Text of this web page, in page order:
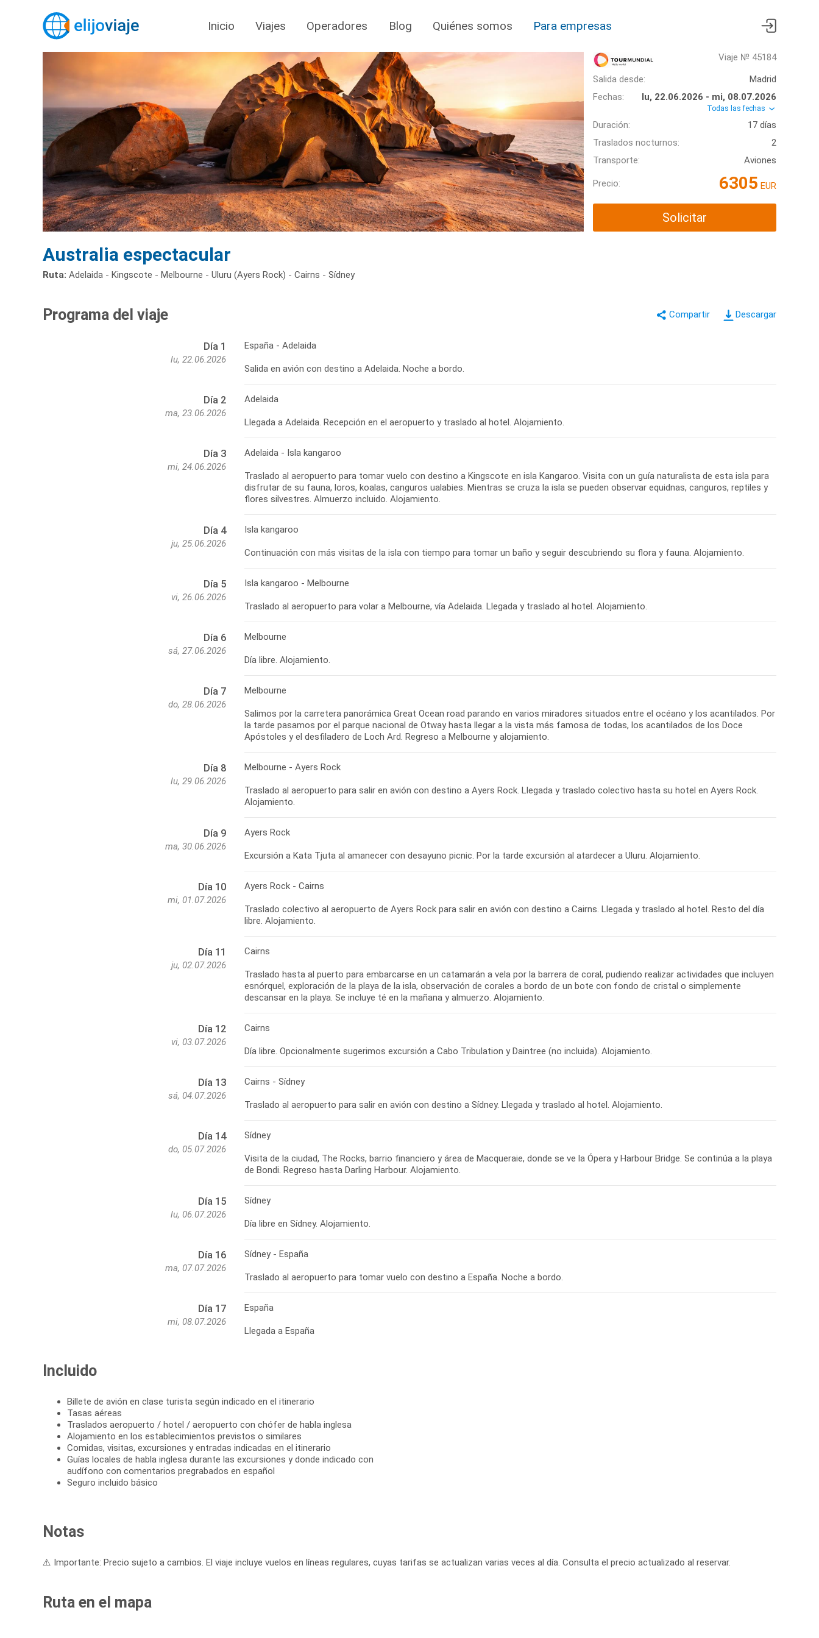
Inicio Viajes Operadores Blog Quiénes somos Para empresas
Viaje № 45184
Salida desde:
Madrid
Fechas:
lu, 22.06.2026 - mi, 08.07.2026
Todas las fechas
Duración:
17 días
Traslados nocturnos:
2
Transporte:
Aviones
Precio: 6305 EUR
Solicitar
Australia espectacular
Ruta: Adelaida - Kingscote - Melbourne - Uluru (Ayers Rock) - Cairns - Sídney
Descargar
Programa del viaje
Día 1
lu, 22.06.2026
España - Adelaida
Salida en avión con destino a Adelaida. Noche a bordo.
Día 2
ma, 23.06.2026
Adelaida
Llegada a Adelaida. Recepción en el aeropuerto y traslado al hotel. Alojamiento.
Día 3
mi, 24.06.2026
Adelaida - Isla kangaroo
Traslado al aeropuerto para tomar vuelo con destino a Kingscote en isla Kangaroo. Visita con un guía naturalista de esta isla para
disfrutar de su fauna, loros, koalas, canguros ualabies. Mientras se cruza la isla se pueden observar equidnas, canguros, reptiles y
Día 4
ju, 25.06.2026
Isla kangaroo
Día 5
vi, 26.06.2026
Isla kangaroo - Melbourne
Día 6
sá, 27.06.2026
Melbourne
Día libre. Alojamiento.
Día 7
do, 28.06.2026
Melbourne
Salimos por la carretera panorámica Great Ocean road parando en varios miradores situados entre el océano y los acantilados. Por
la tarde pasamos por el parque nacional de Otway hasta llegar a la vista más famosa de todas, los acantilados de los Doce
Día 8
lu, 29.06.2026
Melbourne - Ayers Rock
Traslado al aeropuerto para salir en avión con destino a Ayers Rock. Llegada y traslado colectivo hasta su hotel en Ayers Rock.
Día 9
ma, 30.06.2026
Ayers Rock
Día 10
mi, 01.07.2026
Ayers Rock - Cairns
Traslado colectivo al aeropuerto de Ayers Rock para salir en avión con destino a Cairns. Llegada y traslado al hotel. Resto del día
Día 11
ju, 02.07.2026
Cairns
Traslado hasta al puerto para embarcarse en un catamarán a vela por la barrera de coral, pudiendo realizar actividades que incluyen
esnórquel, exploración de la playa de la isla, observación de corales a bordo de un bote con fondo de cristal o simplemente
Día 12
vi, 03.07.2026
Cairns
Día 13
sá, 04.07.2026
Cairns - Sídney
Día 14
do, 05.07.2026
Sídney
Visita de la ciudad, The Rocks, barrio financiero y área de Macqueraie, donde se ve la Ópera y Harbour Bridge. Se continúa a la playa
Día 15
lu, 06.07.2026
Sídney
Día 16
ma, 07.07.2026
Sídney - España
Día 17
mi, 08.07.2026
España
Llegada a España
Incluido
Billete de avión en clase turista según indicado en el itinerario
Tasas aéreas
Traslados aeropuerto / hotel / aeropuerto con chófer de habla inglesa
Alojamiento en los establecimientos previstos o similares
Comidas, visitas, excursiones y entradas indicadas en el itinerario
Guías locales de habla inglesa durante las excursiones y donde indicado con
audífono con comentarios pregrabados en español
Seguro incluido básico
Notas
⚠️ Importante: Precio sujeto a cambios. El viaje incluye vuelos en líneas regulares, cuyas tarifas se actualizan varias veces al día. Consulta el precio actualizado al reservar.
Ruta en el mapa